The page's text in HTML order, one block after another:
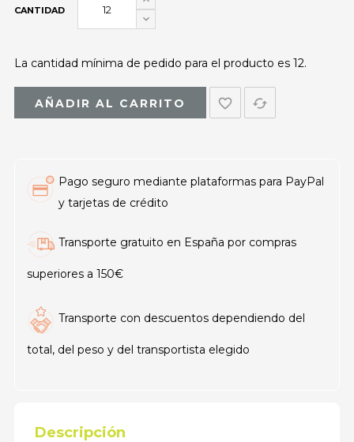
CANTIDAD
La cantidad mínima de pedido para el producto es 12.
AÑADIR AL CARRITO favorite_border cached
Pago seguro mediante plataformas para PayPal
y tarjetas de crédito
Transporte gratuito en España por compras
superiores a 150€
Transporte con descuentos dependiendo del
total, del peso y del transportista elegido
Descripción